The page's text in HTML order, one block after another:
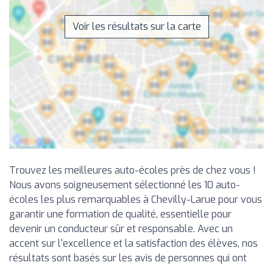
Voir les résultats sur la carte
Trouvez les meilleures auto-écoles près de chez vous !
Nous avons soigneusement sélectionné les 10 auto-
écoles les plus remarquables à Chevilly-Larue pour vous
garantir une formation de qualité, essentielle pour
devenir un conducteur sûr et responsable. Avec un
accent sur l'excellence et la satisfaction des élèves, nos
résultats sont basés sur les avis de personnes qui ont